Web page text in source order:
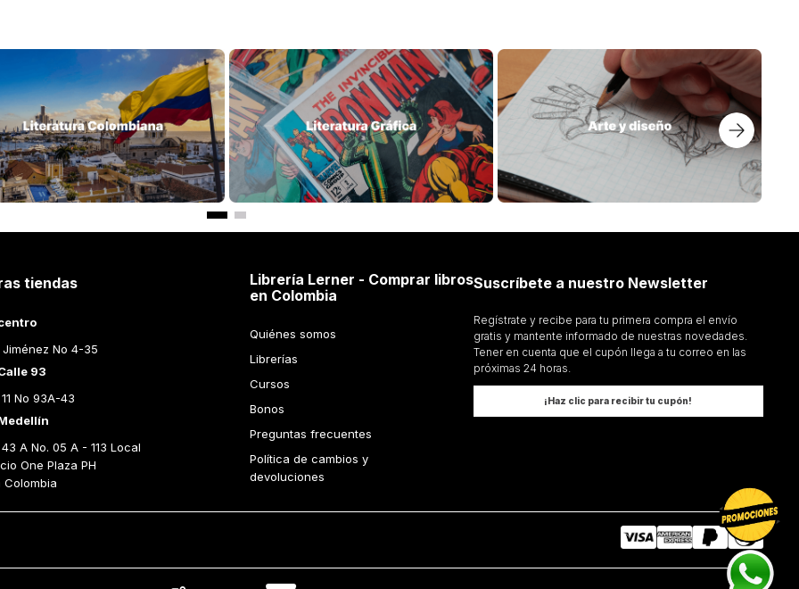
tiendas
No 4-35
93
No 93A-43
A No. 05 A - 113 Local
One Plaza PH
Colombia
Librería Lerner - Comprar libros
en Colombia
Quiénes somos
Librerías
Cursos
Bonos
Preguntas frecuentes
Política de cambios y
devoluciones
Suscríbete a nuestro Newsletter
Regístrate y recibe para tu primera compra el envío
gratis y mantente informado de nuestras novedades.
Tener en cuenta que el cupón llega a tu correo en las
próximas 24 horas.
¡Haz clic para recibir tu cupón!